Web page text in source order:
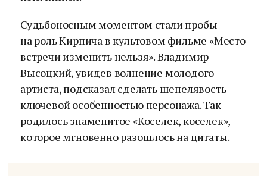
Судьбоносным моментом стали пробы
на роль Кирпича в культовом фильме «Место
встречи изменить нельзя». Владимир
Высоцкий, увидев волнение молодого
артиста, подсказал сделать шепелявость
ключевой особенностью персонажа. Так
родилось знаменитое «Коселек, коселек»,
которое мгновенно разошлось на цитаты.